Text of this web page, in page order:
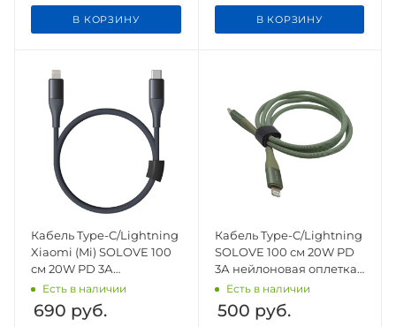
В КОРЗИНУ В КОРЗИНУ
Кабель Type-C/Lightning
Xiaomi (Mi) SOLOVE 100
см 20W PD 3А
нейлоновая оплетка
(DW5 Dark Grey),темно-
серый
Есть в наличии
690 руб.
Кабель Type-C/Lightning
SOLOVE 100 см 20W PD
3А нейлоновая оплетка
(DW5 Green), зеленый
Есть в наличии
500 руб.